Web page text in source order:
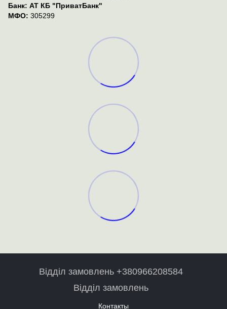
Банк: АТ КБ "ПриватБанк"
МФО: 305299
Відділ замовлень +380966208584
Відділ замовлень
Контакты